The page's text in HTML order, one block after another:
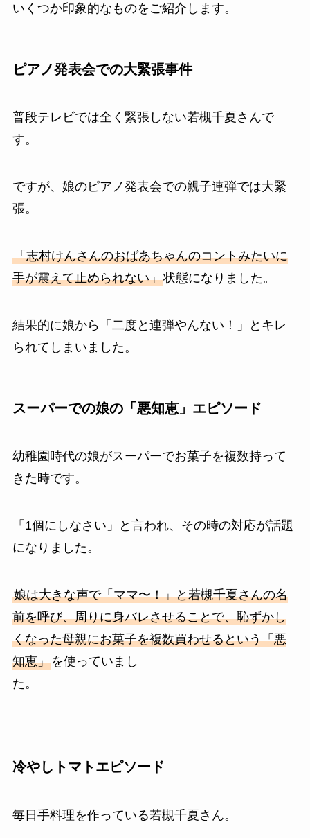
いくつか印象的なものをご紹介します。
ピアノ発表会での大緊張事件
普段テレビでは全く緊張しない若槻千夏さんで
す。
ですが、娘のピアノ発表会での親子連弾では大緊
張。
「志村けんさんのおばあちゃんのコントみたいに
手が震えて止められない」状態になりました。
結果的に娘から「二度と連弾やんない！」とキレ
られてしまいました。
スーパーでの娘の「悪知恵」エピソード
幼稚園時代の娘がスーパーでお菓子を複数持って
きた時です。
「1個にしなさい」と言われ、その時の対応が話題
になりました。
娘は大きな声で「ママ〜！」と若槻千夏さんの名
前を呼び、周りに身バレさせることで、恥ずかし
くなった母親にお菓子を複数買わせるという「悪
知恵」を使っていまし
た。
冷やしトマトエピソード
毎日手料理を作っている若槻千夏さん。